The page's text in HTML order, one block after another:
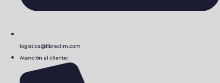
logistica@fibraclim.com
Atención al cliente: